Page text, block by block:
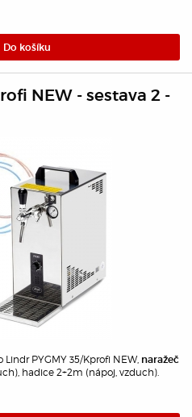
Do košíku
NEW - sestava 2 -
PYGMY 35/Kprofi NEW, naražeč
hadice 2+2m (nápoj, vzduch).